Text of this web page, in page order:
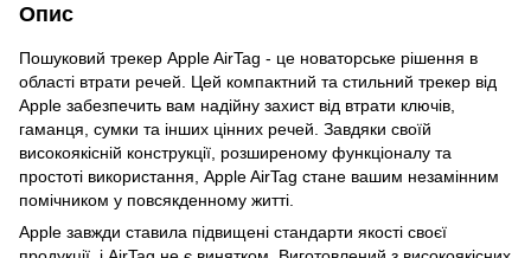
Опис
Пошуковий трекер Apple AirTag - це новаторське рішення в
області втрати речей. Цей компактний та стильний трекер від
Apple забезпечить вам надійну захист від втрати ключів,
гаманця, сумки та інших цінних речей. Завдяки своїй
високоякісній конструкції, розширеному функціоналу та
простоті використання, Apple AirTag стане вашим незамінним
помічником у повсякденному житті.
Apple завжди ставила підвищені стандарти якості своєї